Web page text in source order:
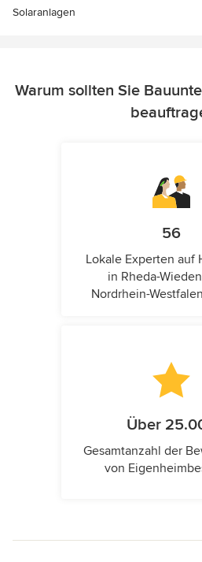
Solaranlagen
Warum sollten Sie
56
Lokale Experten auf
in Rheda-
Nordrhein-
Über
Gesamtanzahl der
von